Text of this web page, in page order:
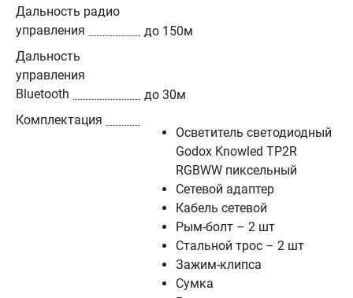
Дальность радио
управления
до 150м
Дальность
управления
Bluetooth
до 30м
Комплектация
Осветитель светодиодный
Godox Knowled TP2R
RGBWW пиксельный
Сетевой адаптер
Кабель сетевой
Рым-болт – 2 шт
Стальной трос – 2 шт
Зажим-клипса
Сумка